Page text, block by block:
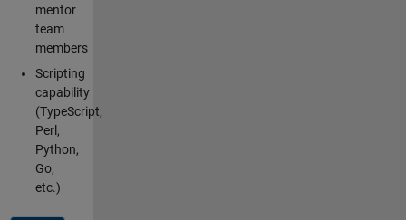
mentor
team
members
Scripting
capability
(TypeScript,
Perl,
Python,
Go,
etc.)